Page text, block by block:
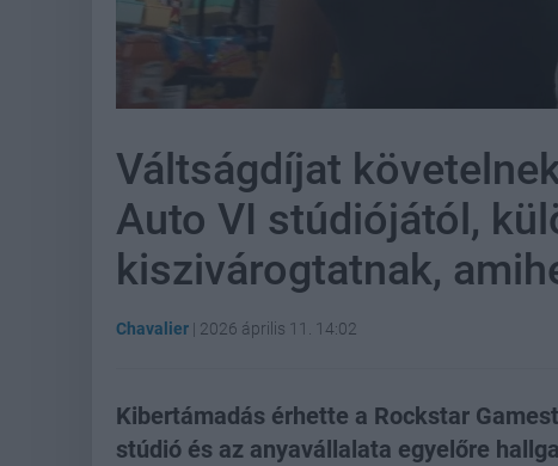
Váltságdíjat
Auto VI stúdiójától,
kiszivárogtatnak,
Chavalier | 2026 április 11. 14:02
Kibertámadás érhette a Rockstar
stúdió és az anyavállalata egyelőre